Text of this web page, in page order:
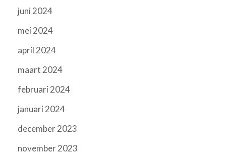
juni 2024
mei 2024
april 2024
maart 2024
februari 2024
januari 2024
december 2023
november 2023